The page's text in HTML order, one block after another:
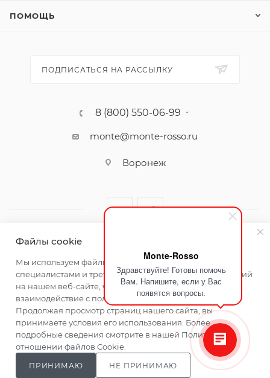
Monte-Rosso
Здравствуйте! Готовы помочь
Вам. Напишите, если у Вас
появятся вопросы.
ПОМОЩЬ
ПОДПИСАТЬСЯ НА РАССЫЛКУ
8 (800) 550-06-99
monte@monte-rosso.ru
Воронеж
2026 ©Monte Rosso - магазины обуви и аксессуаров для
женщин
Файлы cookie
Мы используем файлы cookie, разработанные нашими
специалистами и третьими лицами, для анализа событий
на нашем веб-сайте, что позволяет нам улучшать
взаимодействие с пользователями и обслуживание.
Продолжая просмотр страниц нашего сайта, вы
принимаете условия его использования. Более
подробные сведения смотрите в нашей Политике в
отношении файлов Cookie
ПРИНИМАЮ НЕ ПРИНИМАЮ
Сравнение